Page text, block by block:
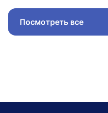
Посмотреть все